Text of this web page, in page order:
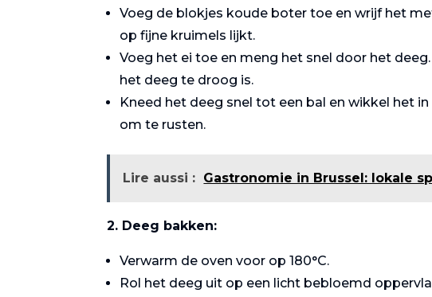
Voeg de blokjes koude boter toe en wrijf het
op fijne kruimels lijkt.
Voeg het ei toe en meng het snel door het
het deeg te droog is.
Kneed het deeg snel tot een bal en wikkel het
om te rusten.
Lire aussi : Gastronomie in Brussel: lokale
2. Deeg bakken:
Verwarm de oven voor op 180°C.
Rol het deeg uit op een licht bebloemd
Zalm met
asperges